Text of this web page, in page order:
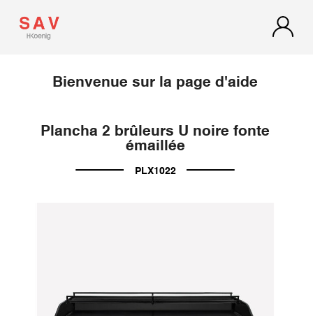
Bienvenue sur la page d'aide
Plancha 2 brûleurs U noire fonte
émaillée
PLX1022